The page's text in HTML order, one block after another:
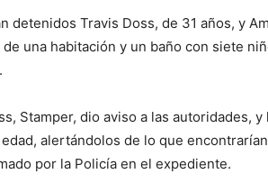
detenidos Travis Doss, de 31 años, y
una habitación y un baño con siete
Stamper, dio aviso a las autoridades,
alertándolos de lo que
por la Policía en el expediente.